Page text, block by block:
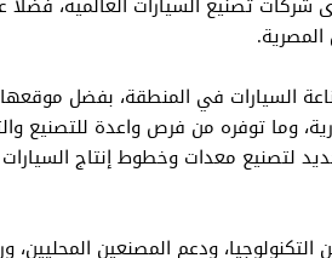
السيارات في المنطقة، بفضل موقعها
وما توفره من فرص واعدة للتصنيع
لتصنيع معدات وخطوط إنتاج
ودعم المصنعين المحليين،